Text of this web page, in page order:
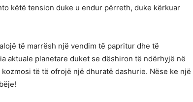
këtë tension duke u endur përreth, duke kërkuar
të marrësh një vendim të papritur dhe të
aktuale planetare duket se dëshiron të ndërhyjë në
të të ofrojë një dhuratë dashurie. Nëse ke një